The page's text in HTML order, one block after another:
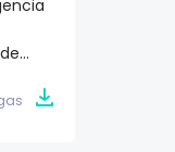
de